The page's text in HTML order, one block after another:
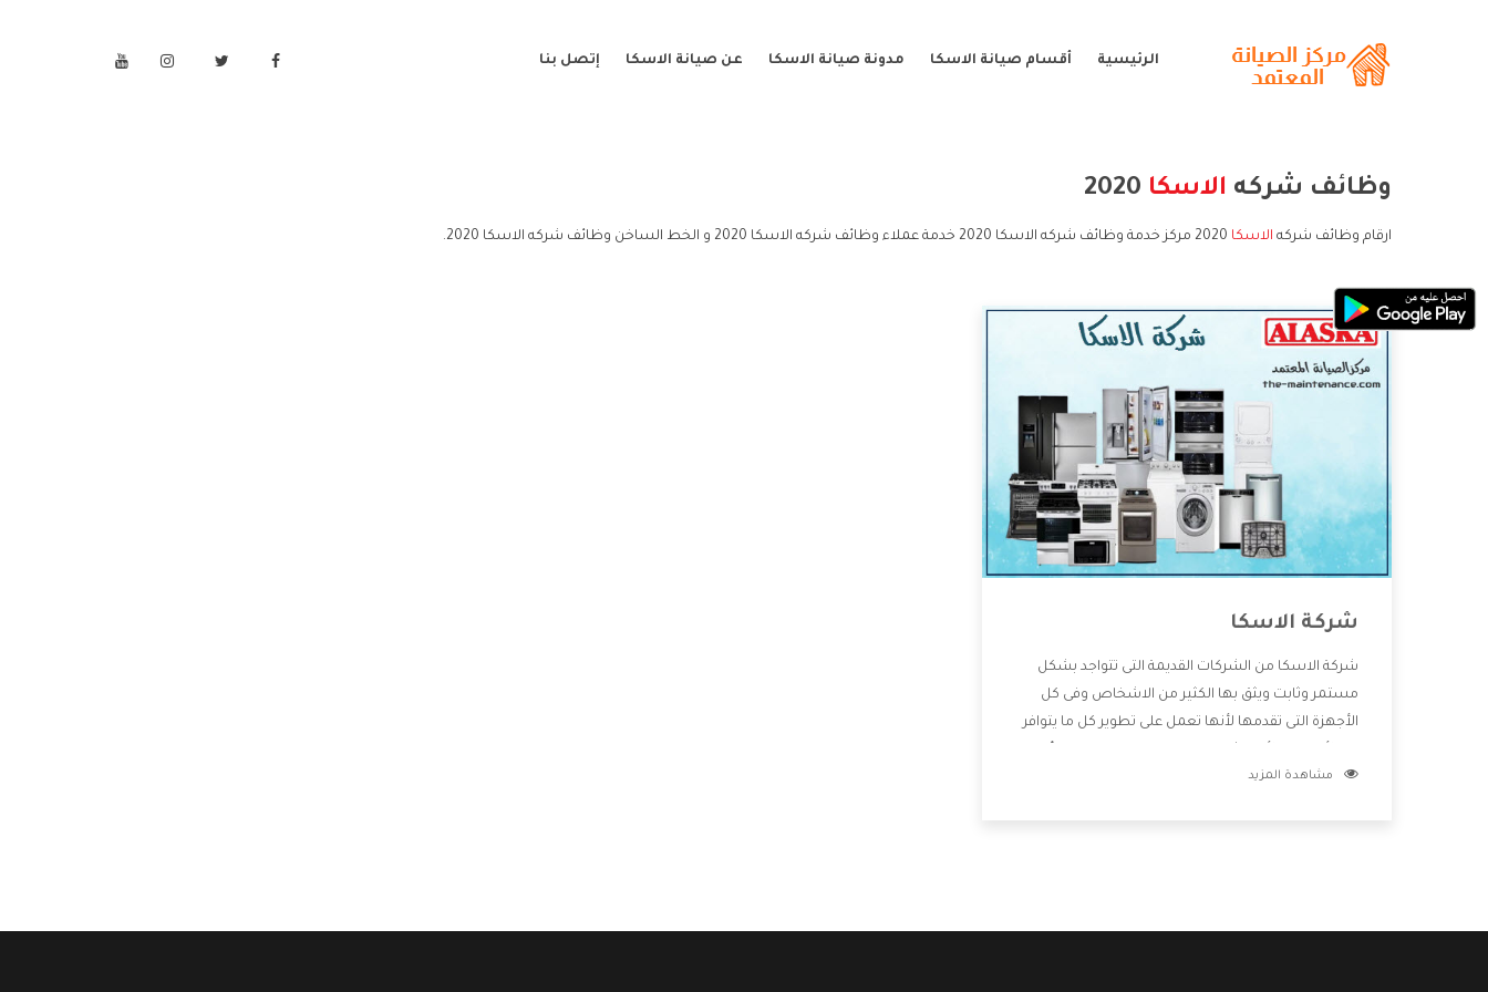
الرئيسية أقسام صيانة الاسكا مدونة صيانة الاسكا عن صيانة الاسكا إتصل بنا
وظائف شركه الاسكا
ارقام وظائف شركه الاسكا
شركة الاسكا
شركة الاسكا من الشركات القديمة التى تتواجد بشكل
مستمر وثابت ويثق بها الكثير من الاشخاص وفى كل
الأجهزة التى تقدمها لأنها تعمل على تطوير كل ما يتوافر
خدمات ما بعد البيع مع المنتجات وتقدم للعملاء أقوى
مشاهدة المزيد